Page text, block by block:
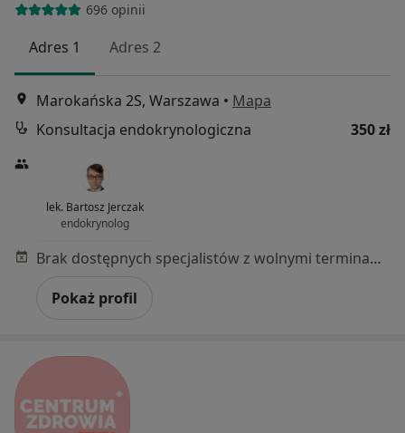
696 opinii
Adres 1 Adres 2
Marokańska 2S, Warszawa • Mapa
Konsultacja endokrynologiczna
350 zł
lek. Bartosz Jerczak
endokrynolog
Brak dostępnych specjalistów z wolnymi terminami w tym centrum medycznym.
Pokaż profil